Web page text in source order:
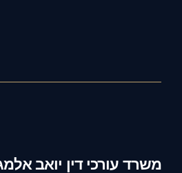
משרד עורכי דין יואב